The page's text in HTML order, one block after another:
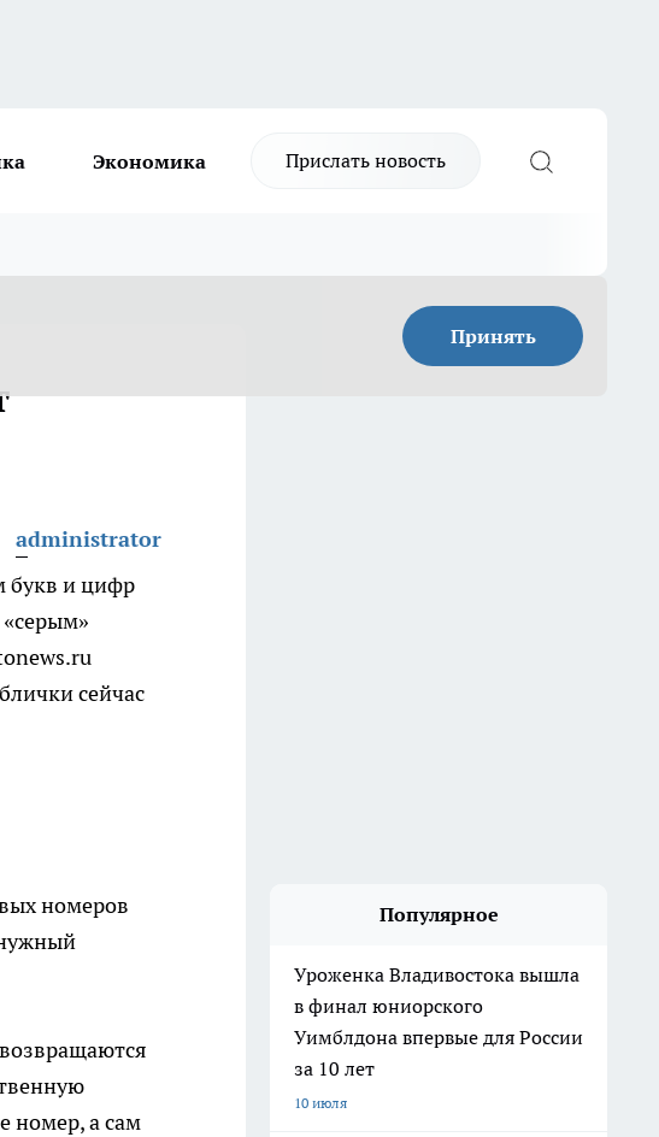
Экономика Прислать новость
Принять
administrator
букв и цифр
сейчас
номеров
номер, а сам
Популярное
Уроженка Владивостока вышла
в финал юниорского
Уимблдона впервые для России
за 10 лет
10 июля